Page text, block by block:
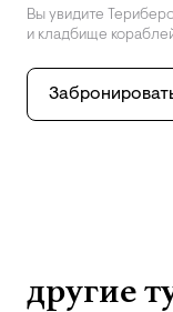
Вы увидите
и кладбище
другие